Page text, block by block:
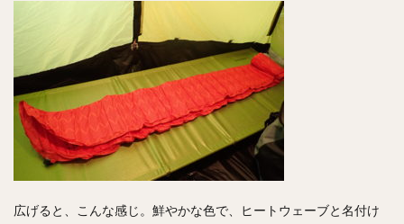
広げると、こんな感じ。鮮やかな色で、ヒートウェーブと名付け